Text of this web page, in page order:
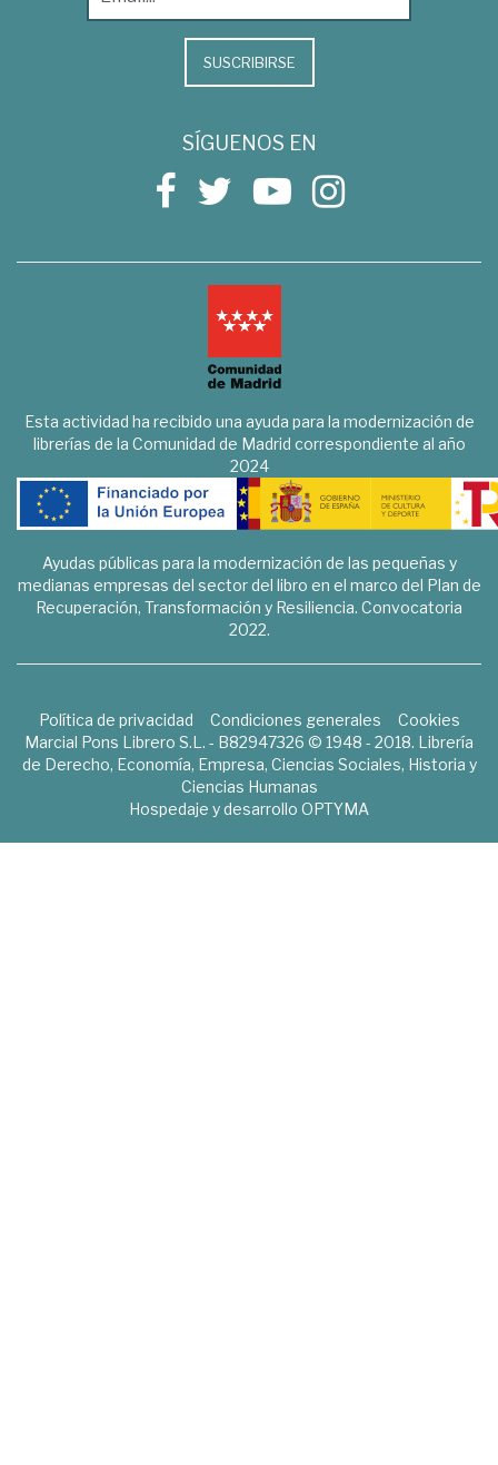
SUSCRIBIRSE
SÍGUENOS EN
Esta actividad ha recibido una ayuda para la modernización de
librerías de la Comunidad de Madrid correspondiente al año
2024
Ayudas públicas para la modernización de las pequeñas y
medianas empresas del sector del libro en el marco del Plan de
Recuperación, Transformación y Resiliencia. Convocatoria
2022.
Política de privacidad Condiciones generales
Cookies
Marcial Pons Librero S.L. - B82947326 © 1948 - 2018. Librería
de Derecho, Economía, Empresa, Ciencias Sociales, Historia y
Ciencias Humanas
Hospedaje y desarrollo OPTYMA